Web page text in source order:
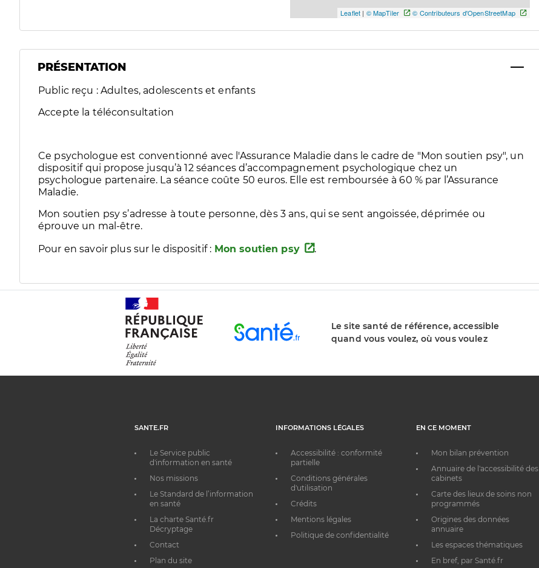
Leaflet | © MapTiler © Contributeurs d'OpenStreetMap
PRÉSENTATION
Public reçu : Adultes, adolescents et enfants
Accepte la téléconsultation
Ce psychologue est conventionné avec l'Assurance Maladie dans le cadre de "Mon soutien psy", un
dispositif qui propose jusqu’à 12 séances d’accompagnement psychologique chez un
psychologue partenaire. La séance coûte 50 euros. Elle est remboursée à 60 % par l’Assurance
Maladie.
Mon soutien psy s’adresse à toute personne, dès 3 ans, qui se sent angoissée, déprimée ou
éprouve un mal-être.
Pour en savoir plus sur le dispositif : Mon soutien psy .
Le site santé de référence, accessible
quand vous voulez, où vous voulez
SANTE.FR
Le Service public
d'information en santé
Nos missions
Le Standard de l’information
en santé
La charte Santé.fr
Décryptage
Contact
Plan du site
INFORMATIONS LÉGALES
Accessibilité : conformité
partielle
Conditions générales
d'utilisation
Crédits
Mentions légales
Politique de confidentialité
EN CE MOMENT
Mon bilan prévention
Annuaire de l'accessibilité des
cabinets
Carte des lieux de soins non
programmés
Origines des données
annuaire
Les espaces thématiques
En bref, par Santé.fr